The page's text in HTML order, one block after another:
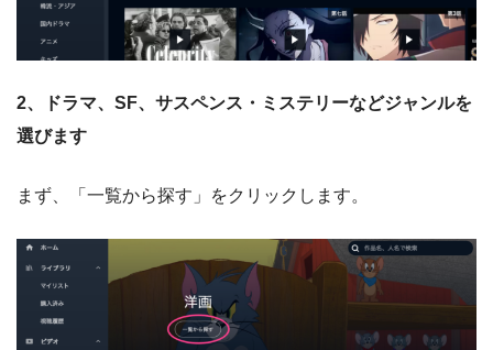
2、ドラマ、SF、サスペンス・ミステリーなどジャンルを
選びます
まず、「一覧から探す」をクリックします。